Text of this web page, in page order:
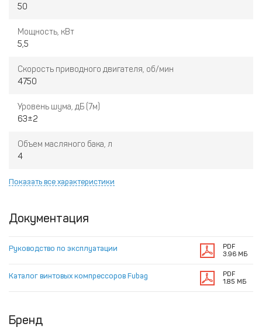
50
Мощность, кВт
5,5
Скорость приводного двигателя, об/мин
4750
Уровень шума, дБ (7м)
63±2
Объем масляного бака, л
4
Показать все характеристики
Документация
Руководство по эксплуатации
PDF
3.96 МБ
Каталог винтовых компрессоров Fubag
PDF
1.85 МБ
Бренд